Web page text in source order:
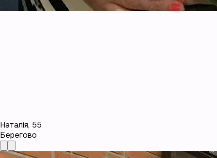
Наталія, 55
Берегово